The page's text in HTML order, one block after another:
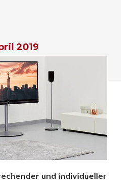
2019
und individueller